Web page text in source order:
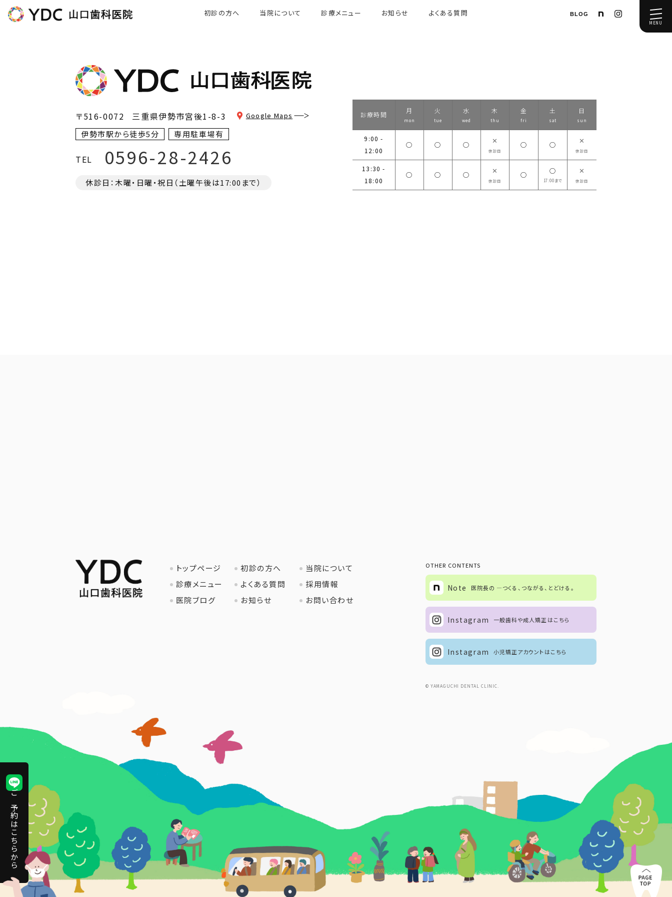
初診の方へ 当院について 診療メニュー お知らせ よくある質問 BLOG
MENU
ご予約はこちらから
〒516-0072 三重県伊勢市宮後1-8-3 Google Maps
伊勢市駅から徒歩5分 専用駐車場有
TEL 0596-28-2426
休診日：木曜・日曜・祝日（土曜午後は17:00まで）
診療時間 月
mon
火
tue
水
wed
木
thu
金
fri
土
sat
日
sun
9:00 -
12:00
◯ ◯ ◯ ✕
休診日
◯ ◯ ✕
休診日
13:30 -
18:00
◯ ◯ ◯ ✕
休診日
◯ ◯
17:00まで
✕
休診日
トップページ 初診の方へ
当院について
診療メニュー
よくある質問
採用情報
医院ブログ
お知らせ お問い合わせ
OTHER CONTENTS
Note 医院長の ―つくる、つながる、とどける。
Instagram 一般歯科や成人矯正はこちら
Instagram 小児矯正アカウントはこちら
© YAMAGUCHI DENTAL CLINIC.